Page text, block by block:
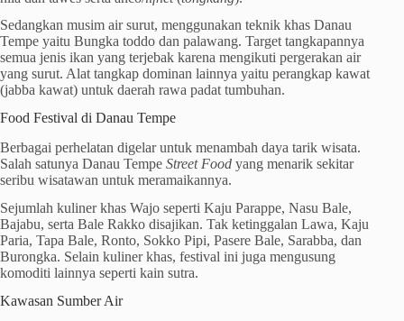
Sedangkan musim air surut, menggunakan teknik khas Danau
Tempe yaitu Bungka toddo dan palawang. Target tangkapannya
semua jenis ikan yang terjebak karena mengikuti pergerakan air
yang surut. Alat tangkap dominan lainnya yaitu perangkap kawat
(jabba kawat) untuk daerah rawa padat tumbuhan.
Food Festival di Danau Tempe
Berbagai perhelatan digelar untuk menambah daya tarik wisata.
Salah satunya Danau Tempe Street Food yang menarik sekitar
seribu wisatawan untuk meramaikannya.
Sejumlah kuliner khas Wajo seperti Kaju Parappe, Nasu Bale,
Bajabu, serta Bale Rakko disajikan. Tak ketinggalan Lawa, Kaju
Paria, Tapa Bale, Ronto, Sokko Pipi, Pasere Bale, Sarabba, dan
Burongka. Selain kuliner khas, festival ini juga mengusung
komoditi lainnya seperti kain sutra.
Kawasan Sumber Air